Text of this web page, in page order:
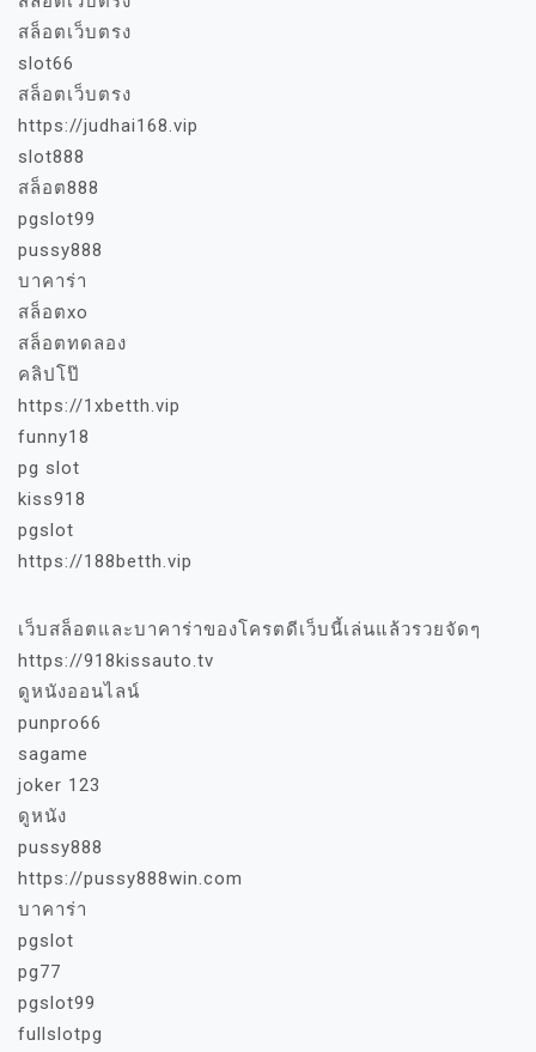
สล็อตเว็บตรง
slot66
สล็อตเว็บตรง
https://judhai168.vip
slot888
สล็อต888
pgslot99
pussy888
บาคาร่า
สล็อตxo
สล็อตทดลอง
คลิปโป๊
https://1xbetth.vip
funny18
pg slot
kiss918
pgslot
https://188betth.vip
เว็บสล็อตและบาคาร่าของโครตดีเว็บนี้เล่นแล้วรวยจัดๆ
https://918kissauto.tv
ดูหนังออนไลน์
punpro66
sagame
joker 123
ดูหนัง
pussy888
https://pussy888win.com
บาคาร่า
pgslot
pg77
pgslot99
fullslotpg